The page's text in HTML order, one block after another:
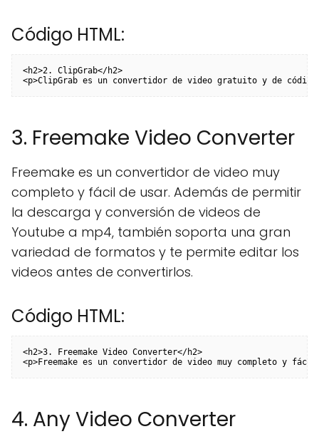
Código HTML:
<h2>2. ClipGrab</h2>
<p>ClipGrab es un convertidor de video gratuito y de
3. Freemake Video Converter
Freemake es un convertidor de video muy
completo y fácil de usar. Además de permitir
la descarga y conversión de videos de
Youtube a mp4, también soporta una gran
variedad de formatos y te permite editar los
videos antes de convertirlos.
Código HTML:
<h2>3. Freemake Video Converter</h2>
<p>Freemake es un convertidor de video muy completo y
4. Any Video Converter